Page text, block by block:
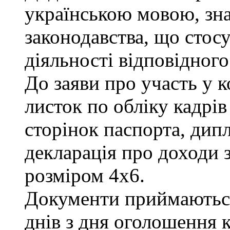
українською мовою,
законодавства, що
діяльності
До заяви про участь у
листок по обліку
сторінок паспорта,
декларація про доходи
розміром 4х6.
Документи
днів з дня оголошення